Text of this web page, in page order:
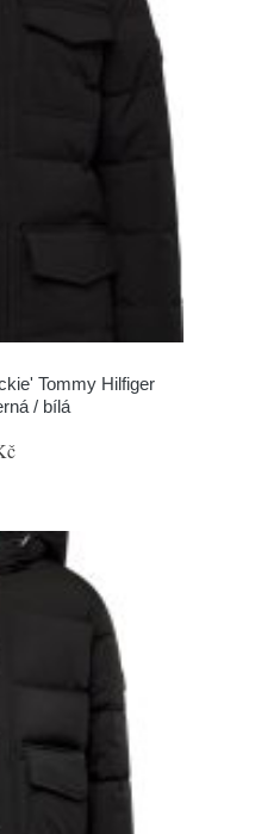
Tommy Hilfiger
/ bílá